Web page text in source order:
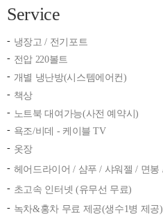
Service
냉장고 / 전기포트
전압 220볼트
개별 냉난방(시스템에어컨)
책상
노트북 대여가능(사전 예약시)
욕조/비데 - 케이블 TV
옷장
헤어드라이어 / 샴푸 / 샤워젤 / 면봉
초고속 인터넷 (유무선 무료)
녹차&홍차 무료 제공(생수1병 제공)